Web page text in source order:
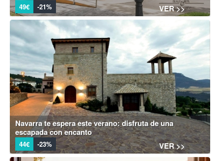
49€ -21% VER >>
Navarra te espera este verano: disfruta de una
escapada con encanto
44€ -23% VER >>